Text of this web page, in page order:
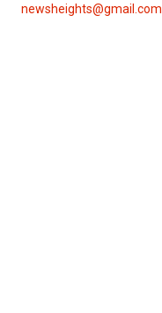
newsheights@gmail.com